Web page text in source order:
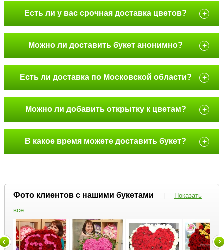
Есть ли у вас срочная доставка цветов? +
Можно ли доставить букет анонимно? +
Есть ли доставка по Московской области? +
Можно ли добавить открытку к цветам? +
В какое время можете доставить букет? +
Фото клиентов с нашими букетами |
Показать
все